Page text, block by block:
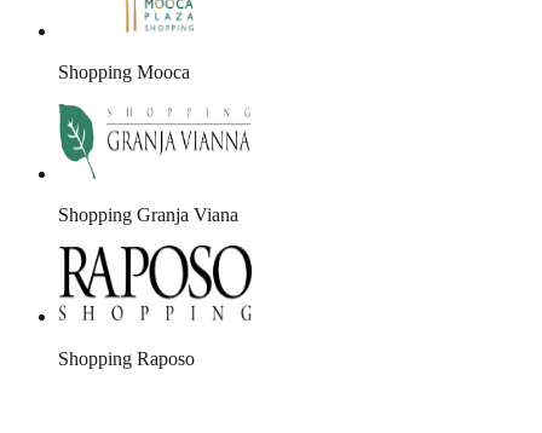
Shopping Mooca
Shopping Granja Viana
Shopping Raposo